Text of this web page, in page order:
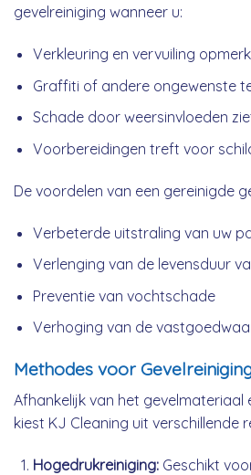
gevelreiniging wanneer u:
Verkleuring en vervuiling
Graffiti of andere ongewenste
Schade door weersinvloeden
Voorbereidingen treft voor
De voordelen van een gereinigde
Verbeterde uitstraling van uw
Verlenging van de levensduur
Preventie van vochtschade
Verhoging van de
Methodes voor
Afhankelijk van het gevelmateriaal
kiest KJ Cleaning uit verschillende
Hogedrukreiniging:Geschikt